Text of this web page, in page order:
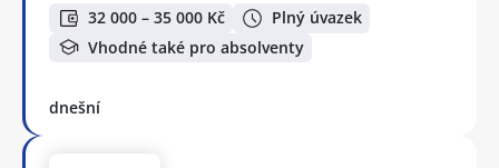
32 000 – 35 000 Kč
Plný úvazek
Vhodné také pro absolventy
dnešní